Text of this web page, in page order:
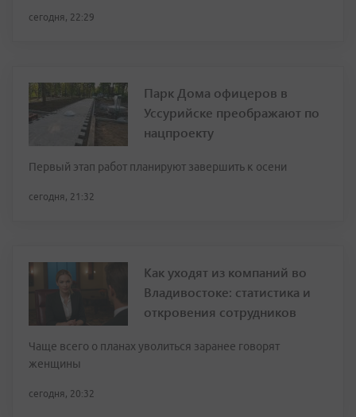
сегодня, 22:29
Парк Дома офицеров в
Уссурийске преображают по
нацпроекту
Первый этап работ планируют завершить к осени
сегодня, 21:32
Как уходят из компаний во
Владивостоке: статистика и
откровения сотрудников
Чаще всего о планах уволиться заранее говорят
женщины
сегодня, 20:32